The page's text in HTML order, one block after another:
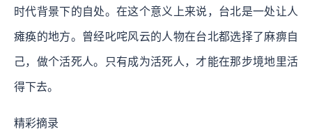
时代背景下的自处。在这个意义上来说，台北是一处让人
瘫痪的地方。曾经叱咤风云的人物在台北都选择了麻痹自
己，做个活死人。只有成为活死人，才能在那步境地里活
得下去。
精彩摘录